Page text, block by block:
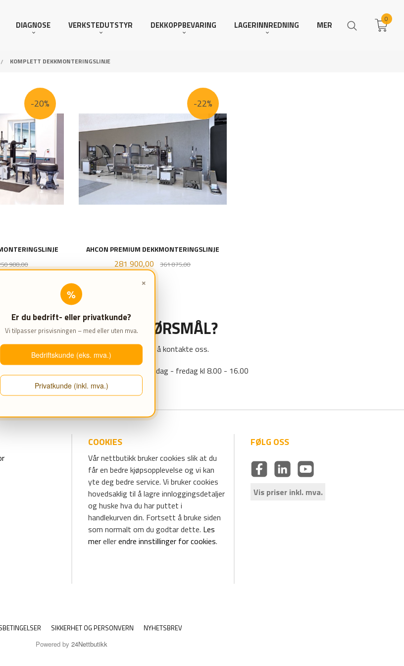
×
%
Er du bedrift- eller privatkunde?
Vi tilpasser prisvisningen – med eller uten mva.
Bedriftskunde (eks. mva.)
Privatkunde (inkl. mva.)
DIAGNOSE VERKSTEDUTSTYR DEKKOPPBEVARING LAGERINNREDNING MER
0
KOMPLETT DEKKMONTERINGSLINJE
988,00Rabatt
-20%
AHCON PREMIUM DEKKMONTERINGSLINJE
Tilbud
281 900,00 361 875,00Rabatt
-22%
HAR DU SPØRSMÅL?
Da er du velkommen til å kontakte oss.
Kontoret er åpent mandag - fredag kl 8.00 - 16.00
COOKIES
Vår nettbutikk bruker cookies slik at du
får en bedre kjøpsopplevelse og vi kan
yte deg bedre service. Vi bruker cookies
hovedsaklig til å lagre innloggingsdetaljer
og huske hva du har puttet i
handlekurven din. Fortsett å bruke siden
som normalt om du godtar dette. Les
merellerendre innstillinger for cookies.
FØLG OSS
Vis priser inkl. mva.
SIKKERHET OG PERSONVERN NYHETSBREV
Powered by 24Nettbutikk